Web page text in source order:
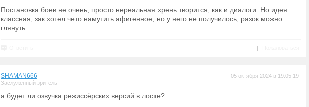
Постановка боев не очень, просто нереальная хрень творится, как и диалоги. Но идея
классная, зак хотел чето намутить афигенное, но у него не получилось, разок можно
глянуть.
|
SHAMAN666
Заслуженный зритель
05 октября 2024 в 19:05:19
а будет ли озвучка режиссёрских версий в лосте?